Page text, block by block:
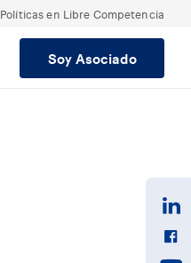
Políticas en Libre Competencia
Soy Asociado